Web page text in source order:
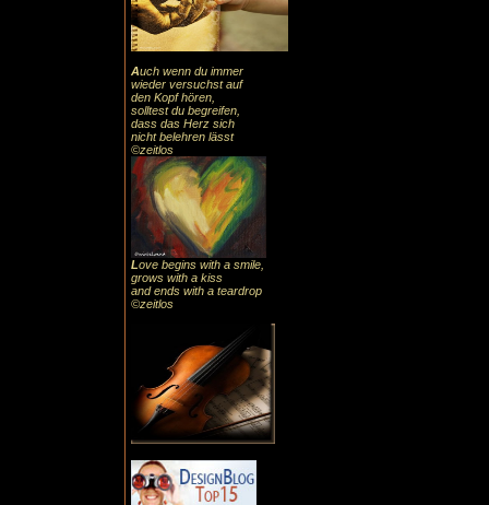
Auch wenn du immer
wieder versuchst auf
den Kopf hören,
solltest du begreifen,
dass das Herz sich
nicht belehren lässt
©zeitlos
Love begins with a smile,
grows with a kiss
and ends with a teardrop
©zeitlos